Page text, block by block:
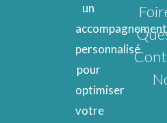
un
accompagnement
personnalisé
pour
optimiser
votre